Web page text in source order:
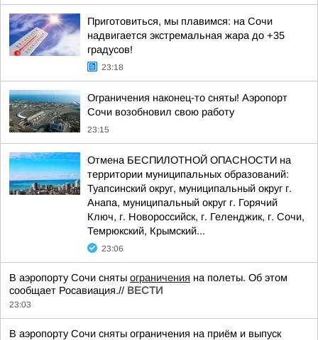
Приготовиться, мы плавимся: на Сочи
надвигается экстремальная жара до +35
градусов!
23:18
Ограничения наконец-то сняты! Аэропорт
Сочи возобновил свою работу
23:15
Отмена БЕСПИЛОТНОЙ ОПАСНОСТИ на
территории муниципальных образований:
Туапсинский округ, муниципальный округ г.
Анапа, муниципальный округ г. Горячий
Ключ, г. Новороссийск, г. Геленджик, г. Сочи,
Темрюкский, Крымский...
23:06
В аэропорту Сочи сняты ограничения на полеты. Об этом
сообщает Росавиация.// ВЕСТИ
23:03
В аэропорту Сочи сняты ограничения на приём и выпуск